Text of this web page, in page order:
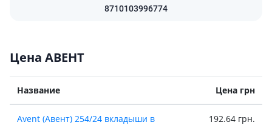
8710103996774
Цена АВЕНТ
Название Цена грн
Avent (Авент) 254/24 вкладыши в
192.64 грн.